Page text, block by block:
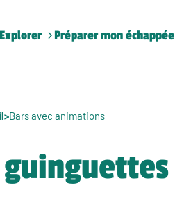
Explorer Préparer mon échappée
>Bars avec animations